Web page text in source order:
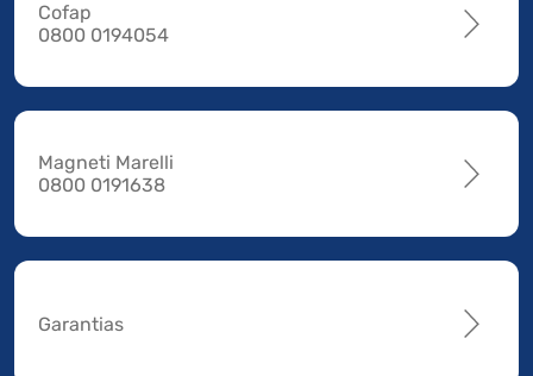
Cofap
0800 0194054
Magneti Marelli
0800 0191638
Garantias